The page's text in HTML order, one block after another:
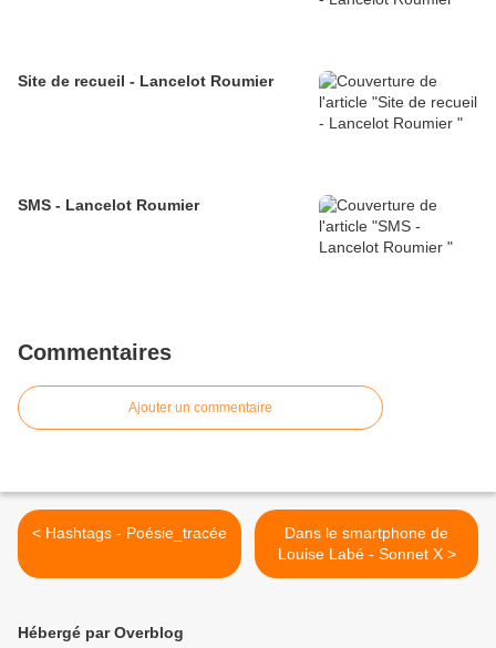
Site de recueil - Lancelot Roumier
SMS - Lancelot Roumier
Commentaires
Ajouter un commentaire
< Hashtags - Poésie_tracée
Dans le smartphone de
Louise Labé - Sonnet X >
Hébergé par Overblog